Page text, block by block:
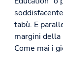
tabù. E
margini della
Come mai i